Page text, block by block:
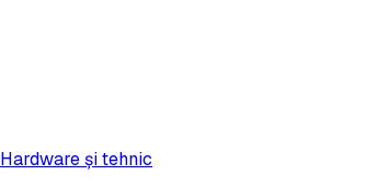
Hardware și tehnic